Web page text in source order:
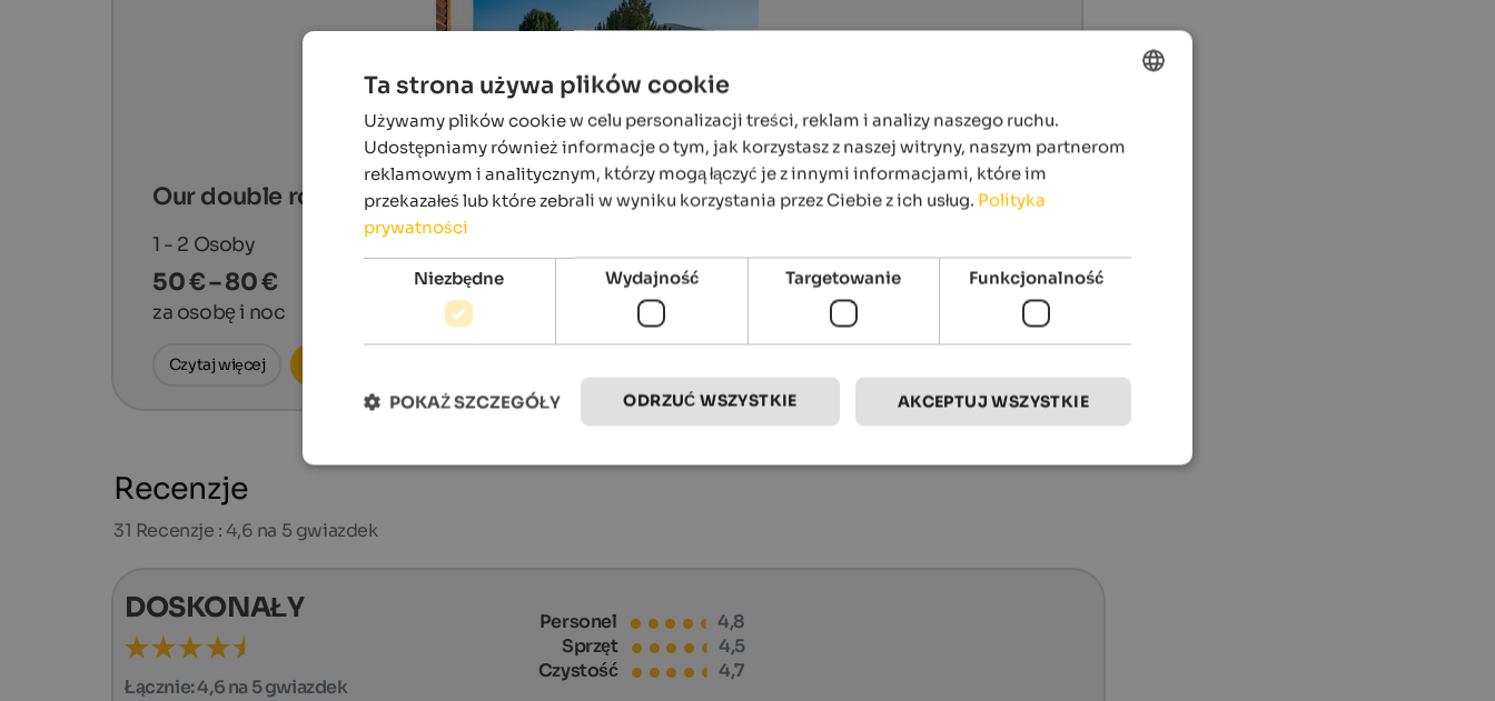
Our double rooms
1 - 2 Osoby
50 € – 80 €
za osobę i noc
Czytaj więcej
Recenzje
31 Recenzje : 4,6 na 5 gwiazdek
DOSKONAŁY
Łącznie:4,6 na 5 gwiazdek
Personel
4,8
Sprzęt
4,5
Czystość
4,7
POLISH
Ta strona używa plików cookie
Używamy plików cookie w celu personalizacji treści, reklam i analizy naszego ruchu.
Udostępniamy również informacje o tym, jak korzystasz z naszej witryny, naszym partnerom
reklamowym i analitycznym, którzy mogą łączyć je z innymi informacjami, które im
przekazałeś lub które zebrali w wyniku korzystania przez Ciebie z ich usług. Polityka
prywatności
Niezbędne Wydajność Targetowanie Funkcjonalność
AKCEPTUJ WSZYSTKIE
ODRZUĆ WSZYSTKIE
POKAŻ SZCZEGÓŁY